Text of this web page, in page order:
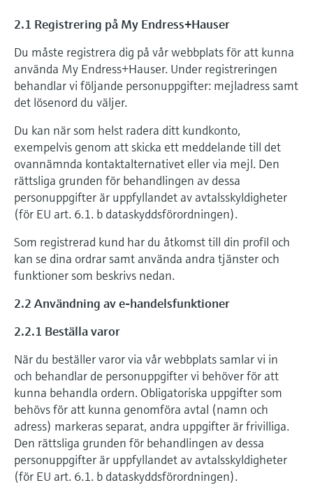
2.1 Registrering på My Endress+Hauser
Du måste registrera dig på vår webbplats för att kunna
använda My Endress+Hauser. Under registreringen
behandlar vi följande personuppgifter: mejladress samt
det lösenord du väljer.
Du kan när som helst radera ditt kundkonto,
exempelvis genom att skicka ett meddelande till det
ovannämnda kontaktalternativet eller via mejl. Den
rättsliga grunden för behandlingen av dessa
personuppgifter är uppfyllandet av avtalsskyldigheter
(för EU art. 6.1. b dataskyddsförordningen).
Som registrerad kund har du åtkomst till din profil och
kan se dina ordrar samt använda andra tjänster och
funktioner som beskrivs nedan.
2.2 Användning av e-handelsfunktioner
2.2.1 Beställa varor
När du beställer varor via vår webbplats samlar vi in
och behandlar de personuppgifter vi behöver för att
kunna behandla ordern. Obligatoriska uppgifter som
behövs för att kunna genomföra avtal (namn och
adress) markeras separat, andra uppgifter är frivilliga.
Den rättsliga grunden för behandlingen av dessa
personuppgifter är uppfyllandet av avtalsskyldigheter
(för EU art. 6.1. b dataskyddsförordningen).